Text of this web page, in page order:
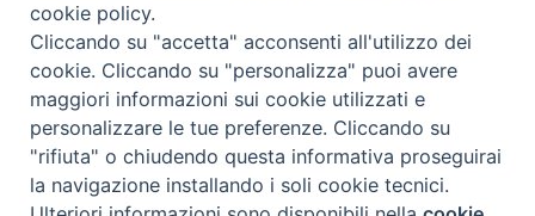
• Largo Duomo, 12 - 85025 MELFI (PZ) •
Tel. 0972238604
PEC ufficiale della Diocesi:
diocesi.melfi_rapolla_venosa@legalmail.it
cookie policy.
Cliccando su "accetta" acconsenti all'utilizzo dei
cookie. Cliccando su "personalizza" puoi avere
maggiori informazioni sui cookie utilizzati e
personalizzare le tue preferenze. Cliccando su
"rifiuta" o chiudendo questa informativa proseguirai
la navigazione installando i soli cookie tecnici.